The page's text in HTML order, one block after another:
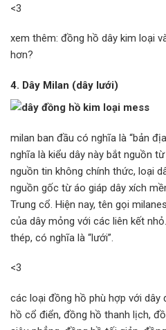
<3
xem thêm: đồng hồ dây kim loại
hơn?
4. Dây Milan (dây lưới)
milan ban đầu có nghĩa là “bản
nghĩa là kiểu dây này bắt nguồn
nguồn tin không chính thức, loại
nguồn gốc từ áo giáp dây xích
Trung cổ. Hiện nay, tên gọi
của dây mỏng với các liên kết
thép, có nghĩa là “lưới”.
<3
các loại đồng hồ phù hợp với dây
hồ cổ điển, đồng hồ thanh lịch,